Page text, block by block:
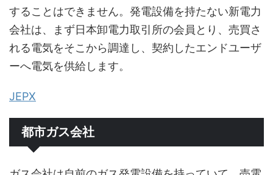
することはできません。発電設備を持たない新電力
会社は、まず日本卸電力取引所の会員とり、売買さ
れる電気をそこから調達し、契約したエンドユーザ
ーへ電気を供給します。
JEPX
都市ガス会社